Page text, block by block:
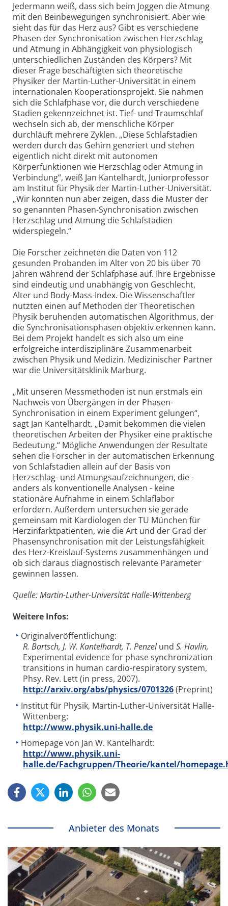
Jedermann weiß, dass sich beim Joggen die Atmung
mit den Beinbewegungen synchronisiert. Aber wie
sieht das für das Herz aus? Gibt es verschiedene
Phasen der Synchronisation zwischen Herzschlag
und Atmung in Abhängigkeit von physiologisch
unterschiedlichen Zuständen des Körpers? Mit
dieser Frage beschäftigten sich theoretische
Physiker der Martin-Luther-Universität in einem
internationalen Kooperationsprojekt. Sie nahmen
sich die Schlafphase vor, die durch verschiedene
Stadien gekennzeichnet ist. Tief- und Traumschlaf
wechseln sich ab, der menschliche Körper
durchläuft mehrere Zyklen. „Diese Schlafstadien
werden durch das Gehirn generiert und stehen
eigentlich nicht direkt mit autonomen
Körperfunktionen wie Herzschlag oder Atmung in
Verbindung“, weiß Jan Kantelhardt, Juniorprofessor
am Institut für Physik der Martin-Luther-Universität.
„Wir konnten nun aber zeigen, dass die Muster der
so genannten Phasen-Synchronisation zwischen
Herzschlag und Atmung die Schlafstadien
widerspiegeln.“
Die Forscher zeichneten die Daten von 112
gesunden Probanden im Alter von 20 bis über 70
Jahren während der Schlafphase auf. Ihre Ergebnisse
sind eindeutig und unabhängig von Geschlecht,
Alter und Body-Mass-Index. Die Wissenschaftler
nutzten einen auf Methoden der Theoretischen
Physik beruhenden automatischen Algorithmus, der
die Synchronisationsphasen objektiv erkennen kann.
Bei dem Projekt handelt es sich also um eine
erfolgreiche interdisziplinäre Zusammenarbeit
zwischen Physik und Medizin. Medizinischer Partner
war die Universitätsklinik Marburg.
„Mit unseren Messmethoden ist nun erstmals ein
Nachweis von Übergängen in der Phasen-
Synchronisation in einem Experiment gelungen“,
sagt Jan Kantelhardt. „Damit bekommen die vielen
theoretischen Arbeiten der Physiker eine praktische
Bedeutung.“ Mögliche Anwendungen der Resultate
sehen die Forscher in der automatischen Erkennung
von Schlafstadien allein auf der Basis von
Herzschlag- und Atmungsaufzeichnungen, die -
anders als konventionelle Analysen - keine
stationäre Aufnahme in einem Schlaflabor
erfordern. Außerdem untersuchen sie gerade
gemeinsam mit Kardiologen der TU München für
Herzinfarktpatienten, wie die Art und der Grad der
Phasensynchronisation mit der Leistungsfähigkeit
des Herz-Kreislauf-Systems zusammenhängen und
ob sich daraus diagnostisch relevante Parameter
gewinnen lassen.
Quelle: Martin-Luther-Universität Halle-Wittenberg
Weitere Infos:
Originalveröffentlichung:
R. Bartsch, J. W. Kantelhardt, T. Penzelund S. Havlin,
Experimental evidence for phase synchronization
transitions in human cardio-respiratory system,
Phsy. Rev. Lett (in press, 2007).
http://arxiv.org/abs/physics/0701326(Preprint)
Institut für Physik, Martin-Luther-Universität Halle-
Wittenberg:
http://www.physik.uni-halle.de
Homepage von Jan W. Kantelhardt:
http://www.physik.uni-
halle.de/Fachgruppen/Theorie/kantel/
Anbieter des Monats